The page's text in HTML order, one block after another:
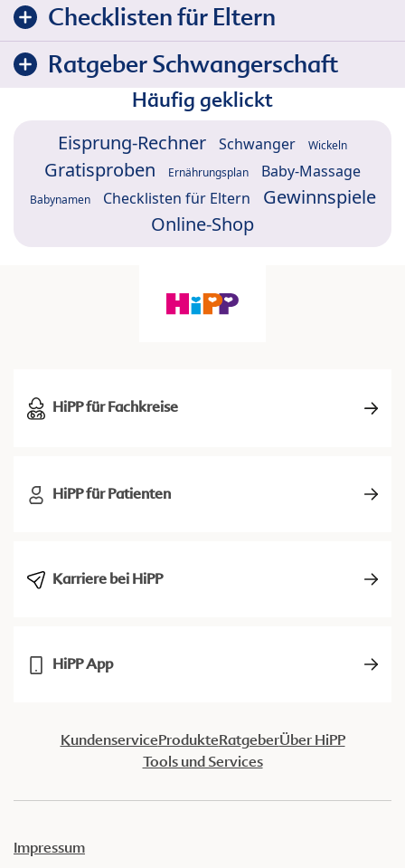
Checklisten für Eltern
Ratgeber Schwangerschaft
Häufig geklickt
Eisprung-Rechner Schwanger Wickeln
Gratisproben Ernährungsplan Baby-Massage
Babynamen Checklisten für Eltern
Gewinnspiele
Online-Shop
HiPP für Fachkreise
HiPP für Patienten
Karriere bei HiPP
HiPP App
KundenserviceProdukteRatgeberÜber HiPP
Tools und Services
Impressum